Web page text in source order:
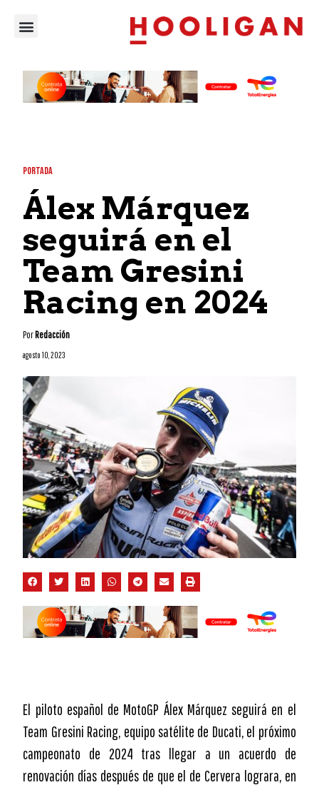
PORTADA
Álex Márquez
seguirá en el
Team Gresini
Racing en 2024
PorRedacción
agosto 10, 2023
El piloto español de MotoGP Álex Márquez seguirá en el
Team Gresini Racing, equipo satélite de Ducati, el próximo
campeonato de 2024 tras llegar a un acuerdo de
renovación días después de que el de Cervera lograra, en